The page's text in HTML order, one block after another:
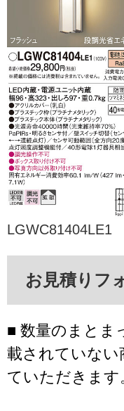
LGWC81404LE1
お見積りフ
■ 数量のまとま
載されていない
ていただきます